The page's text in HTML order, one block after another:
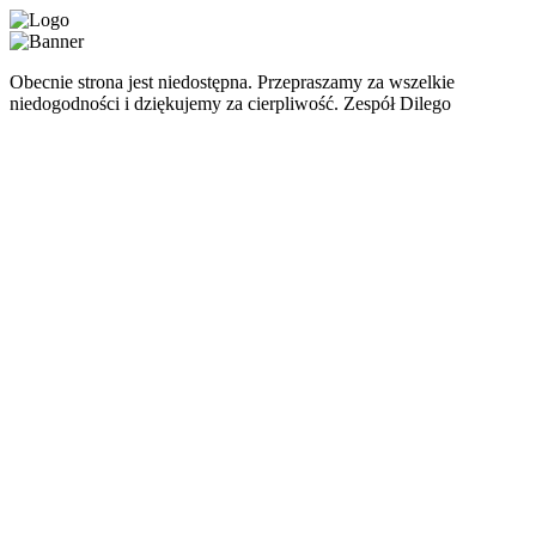
Obecnie strona jest niedostępna. Przepraszamy za wszelkie
niedogodności i dziękujemy za cierpliwość. Zespół Dilego